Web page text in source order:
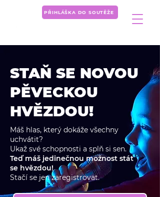
PŘIHLÁŠKA DO SOUTĚŽE
STAŇ SE NOVOU
PĚVECKOU
HVĚZDOU!
Máš hlas, který dokáže všechny
uchvátit?
Ukaž své schopnosti a splň si sen.
Teď máš jedinečnou možnost stát
se hvězdou!
Stačí se jen zaregistrovat.